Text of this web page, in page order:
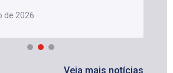
de 2026
Veja mais notícias